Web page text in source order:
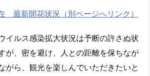
最新開花状況（別ページへリンク）
イルス感染拡大状況は予断の許さぬ状
が、密を避け、人との距離を保ちなが
がら、観光を楽しんでいただきたいと